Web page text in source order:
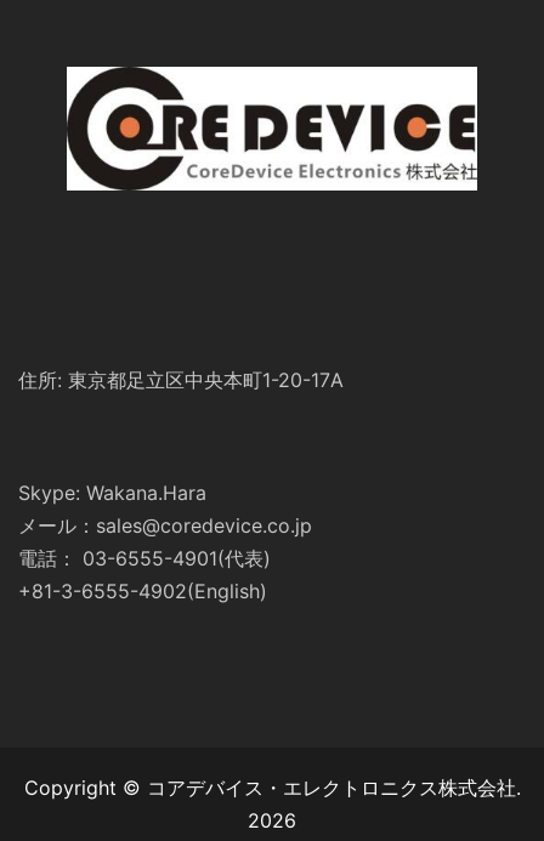
住所: 東京都足立区中央本町1-20-17A
Skype: Wakana.Hara
メール：sales@coredevice.co.jp
電話： 03-6555-4901(代表)
+81-3-6555-4902(English)
Copyright © コアデバイス・エレクトロニクス株式会社.
2026